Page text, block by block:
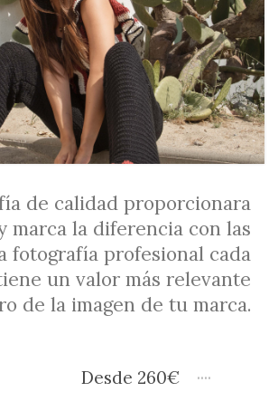
de calidad proporcionara
marca la diferencia con las
fotografía profesional cada
un valor más relevante
de la imagen de tu marca.
Desde 260€